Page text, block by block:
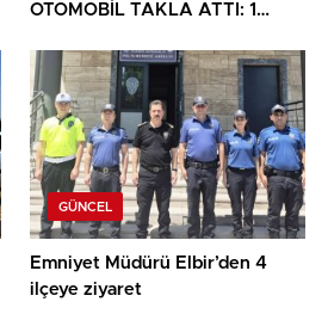
OTOMOBİL TAKLA ATTI: 1
GÜNCEL
Emniyet Müdürü Elbir’den 4
ilçeye ziyaret